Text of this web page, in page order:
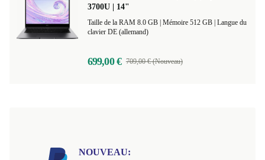
3700U | 14"
Langue du
clavier DE (allemand)
699,00 € 709,00 € (Nouveau)
NOUVEAU: